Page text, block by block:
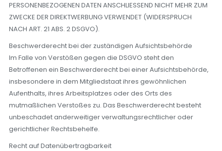
PERSONENBEZOGENEN DATEN ANSCHLIESSEND NICHT MEHR ZUM
ZWECKE DER DIREKTWERBUNG VERWENDET (WIDERSPRUCH
NACH ART. 21 ABS. 2 DSGVO).
Beschwerderecht bei der zuständigen Aufsichtsbehörde
Im Falle von Verstößen gegen die DSGVO steht den
Betroffenen ein Beschwerderecht bei einer Aufsichtsbehörde,
insbesondere in dem Mitgliedstaat ihres gewöhnlichen
Aufenthalts, ihres Arbeitsplatzes oder des Orts des
mutmaßlichen Verstoßes zu. Das Beschwerderecht besteht
unbeschadet anderweitiger verwaltungsrechtlicher oder
gerichtlicher Rechtsbehelfe.
Recht auf Datenübertragbarkeit